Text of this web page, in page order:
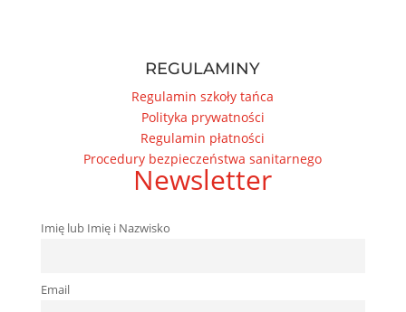
REGULAMINY
Regulamin szkoły tańca
Polityka prywatności
Regulamin płatności
Procedury bezpieczeństwa sanitarnego
Newsletter
Imię lub Imię i Nazwisko
Email